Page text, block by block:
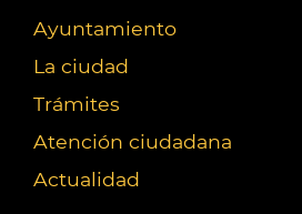
Ayuntamiento
La ciudad
Trámites
Atención ciudadana
Actualidad